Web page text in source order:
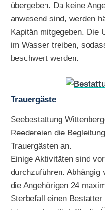
übergeben. Da keine
anwesend sind, werden
Kapitän mitgegeben. Die
im Wasser treiben,
beschwert werden.
Trauergäste
Seebestattung
Reedereien die
Trauergästen an.
Einige Aktivitäten sind
durchzuführen. Abhängig
die Angehörigen 24
Sterbefall einen